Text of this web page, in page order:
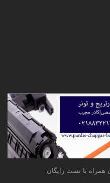
همراه با تست رایگان